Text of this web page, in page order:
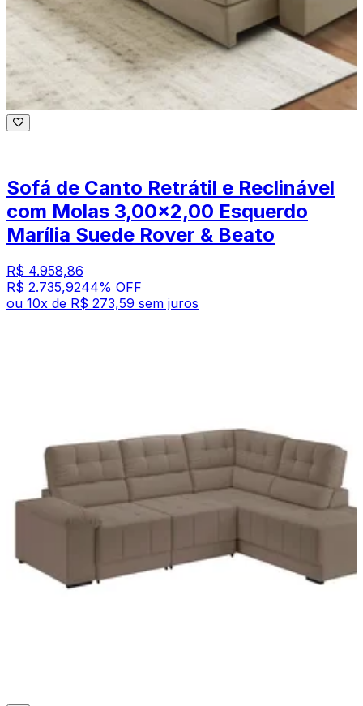
Sofá de Canto Retrátil e Reclinável
com Molas 3,00x2,00 Esquerdo
Marília Suede Rover & Beato
R$ 4.958,86
R$ 2.735,9244% OFF
ou 10x de R$ 273,59 sem juros